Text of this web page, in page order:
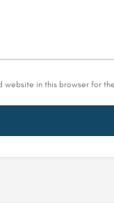
website in this browser for